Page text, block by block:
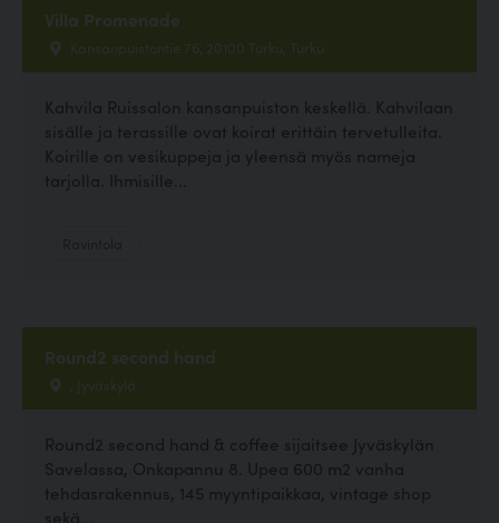
Villa Promenade
Kansanpuistontie 76, 20100 Turku, Turku
Kahvila Ruissalon kansanpuiston keskellä. Kahvilaan
sisälle ja terassille ovat koirat erittäin tervetulleita.
Koirille on vesikuppeja ja yleensä myös nameja
tarjolla. Ihmisille...
Round2 second hand
, Jyväskylä
Round2 second hand & coffee sijaitsee Jyväskylän
Savelassa, Onkapannu 8. Upea 600 m2 vanha
tehdasrakennus, 145 myyntipaikkaa, vintage shop
sekä...